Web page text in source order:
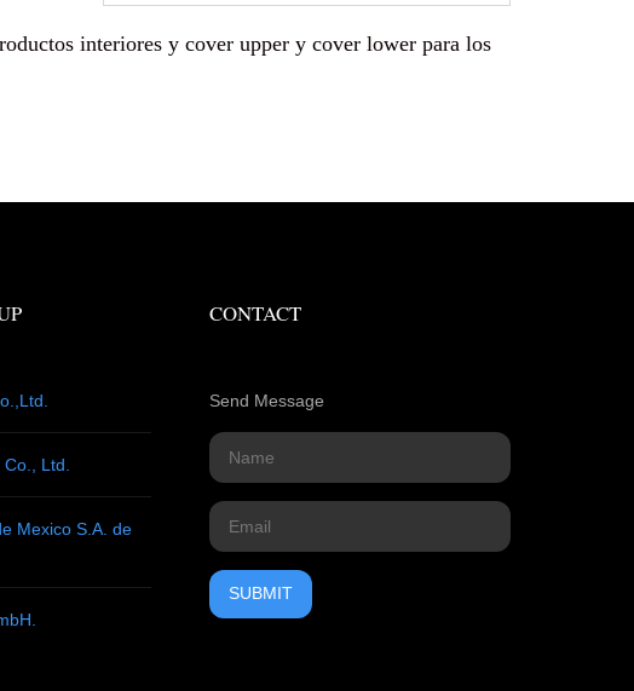
interiores y cover upper y cover lower para los
Ltd.
Mexico S.A. de
CONTACT
Send Message
SUBMIT